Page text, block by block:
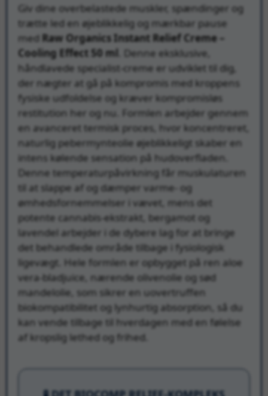
Giv dine overbelastede muskler, spændinger og
trætte led en øjeblikkelig og mærkbar pause
med Raw Organics Instant Relief Creme –
Cooling Effect 50 ml . Denne eksklusive,
håndlavede specialist-creme er udviklet til dig,
der nægter at gå på kompromis med kroppens
fysiske udfoldelse og kræver kompromisløs
restitution her og nu. Formlen arbejder gennem
en avanceret termisk proces, hvor koncentreret,
naturlig pebermynteolie øjeblikkeligt skaber en
intens kølende sensation på hudoverfladen.
Denne temperaturpåvirkning får muskulaturen
til at slappe af og dæmper varme- og
ømhedsfornemmelser i vævet, mens det
potente cannabis-ekstrakt, bergamot og
lavendel arbejder i de dybere lag for at bringe
det behandlede område tilbage i fysiologisk
ligevægt. Hele formlen er opbygget på ren aloe
vera-bladjuice, nærende olivenolie og sød
mandelolie, som sikrer en uovertruffen
biokompatibilitet og lynhurtig absorption, så du
kan vende tilbage til hverdagen med en følelse
af kropslig lethed og frihed.